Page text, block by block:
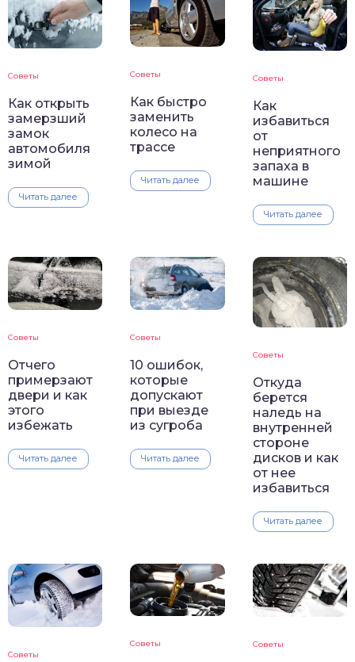
Советы
Как открыть
замерзший
замок
автомобиля
зимой
Читать далее
Советы
Как быстро
заменить
колесо на
трассе
Читать далее
Советы
Как
избавиться
от
неприятного
запаха в
машине
Читать далее
Советы
Отчего
примерзают
двери и как
этого
избежать
Читать далее
Советы
10 ошибок,
которые
допускают
при выезде
из сугроба
Читать далее
Советы
Откуда
берется
наледь на
внутренней
стороне
дисков и как
от нее
избавиться
Читать далее
Советы
Советы Советы